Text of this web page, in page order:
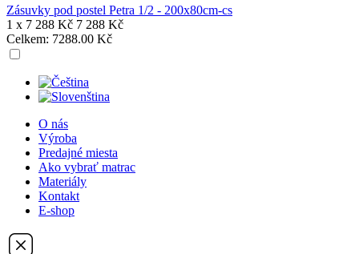
Zásuvky pod postel Petra 1/2 - 200x80cm-cs
1 x 7 288 Kč 7 288 Kč
Celkem: 7288.00 Kč
O nás
Výroba
Predajné miesta
Ako vybrať matrac
Materiály
Kontakt
E-shop